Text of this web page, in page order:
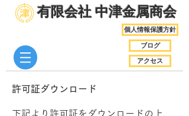
​有限会社 中津金属商会
個人情報保護方針
ブログ
アクセス
​許可証ダウンロード
下記より許可証をダウンロードの上、